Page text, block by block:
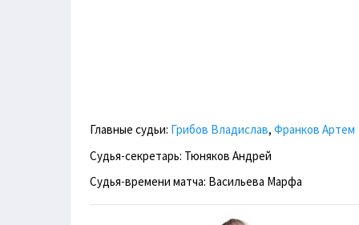
Главные судьи: Грибов Владислав, Франков Артем
Судья-секретарь: Тюняков Андрей
Судья-времени матча: Васильева Марфа